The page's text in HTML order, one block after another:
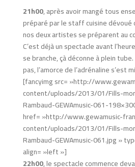
21h00, après avoir mangé tous
préparé par le staff cuisine dévoué
nos deux artistes se préparent au
C’est déjà un spectacle avant
se branche, çà déconne à plein
pas, l’amorce de l’adrénaline s’est
[fancyimg src= »http://
content/uploads/2013/01/Fills-
Rambaud-GEWAmusic-061-
href= »http://www.gewamusic-
content/uploads/2013/01/Fills-
Rambaud-GEWAmusic-061.jpg »
align= »left »]
22h00, le spectacle commence